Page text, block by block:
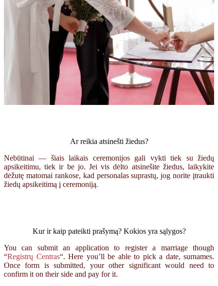
Ar reikia atsinešti žiedus?
Nebūtinai — šiais laikais ceremonijos gali vykti tiek su žiedų
apsikeitimu, tiek ir be jo. Jei vis dėlto atsinešite žiedus, laikykite
dėžutę matomai rankose, kad personalas suprastų, jog norite įtraukti
žiedų apsikeitimą į ceremoniją.
Kur ir kaip pateikti prašymą? Kokios yra sąlygos?
You can submit an application to register a marriage though
“Registrų Centras“. Here you’ll be able to pick a date, surnames.
Once form is submitted, your other significant would need to
confirm it on their side and pay for it.